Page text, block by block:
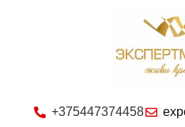
+375447374458